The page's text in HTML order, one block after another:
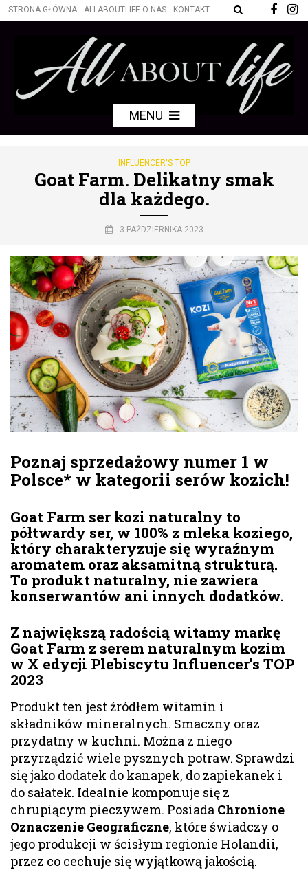
STRONA GŁÓWNA ALLABOUTLIFE O NAS KONTAKT
MENU
INFLUENCER'S TOP
Goat Farm. Delikatny smak
dla każdego.
3 PAŹDZIERNIKA 2023
Poznaj sprzedażowy numer 1 w
Polsce* w kategorii serów kozich!
Goat Farm ser kozi naturalny to
półtwardy ser, w 100% z mleka koziego,
który charakteryzuje się wyraźnym
aromatem oraz aksamitną strukturą.
To produkt naturalny, nie zawiera
konserwantów ani innych dodatków.
Z największą radością witamy markę
Goat Farm z serem naturalnym kozim
w X edycji Plebiscytu Influencer’s TOP
2023
Produkt ten jest źródłem witamin i
składników mineralnych. Smaczny oraz
przydatny w kuchni. Można z niego
przyrządzić wiele pysznych potraw. Sprawdzi
się jako dodatek do kanapek, do zapiekanek i
do sałatek. Idealnie komponuje się z
chrupiącym pieczywem. Posiada Chronione
Oznaczenie Geograficzne, które świadczy o
jego produkcji w ścisłym regionie Holandii,
przez co cechuje się wyjątkową jakością.